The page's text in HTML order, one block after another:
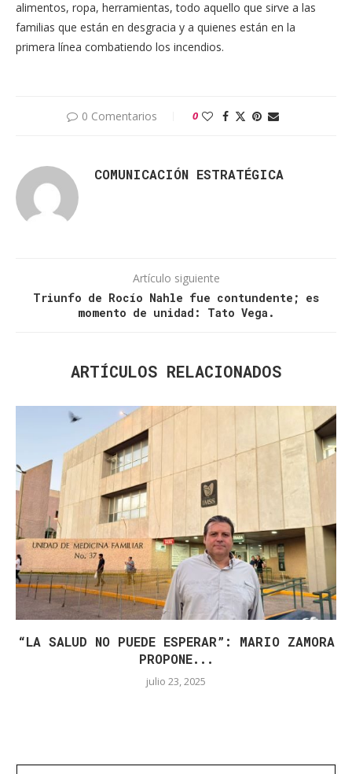
alimentos, ropa, herramientas, todo aquello que sirve a las
familias que están en desgracia y a quienes están en la
primera línea combatiendo los incendios.
0 Comentarios 0
COMUNICACIÓN ESTRATÉGICA
Artículo siguiente
Triunfo de Rocío Nahle fue contundente; es
momento de unidad: Tato Vega.
ARTÍCULOS RELACIONADOS
“LA SALUD NO PUEDE ESPERAR”: MARIO ZAMORA
PROPONE...
julio 23, 2025